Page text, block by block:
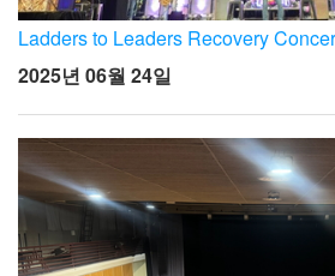
Ladders to Leaders Recovery
2025년 06월 24일